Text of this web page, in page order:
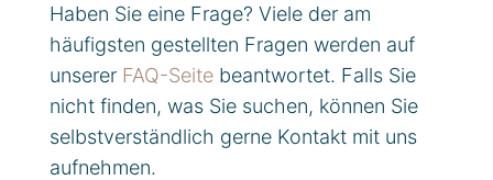
Haben Sie eine Frage? Viele der am
häufigsten gestellten Fragen werden auf
unserer FAQ-Seitebeantwortet. Falls Sie
nicht finden, was Sie suchen, können Sie
selbstverständlich gerne Kontakt mit uns
aufnehmen.